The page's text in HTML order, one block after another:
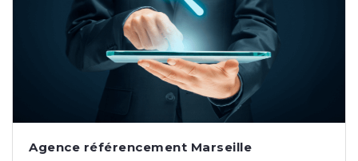
Agence référencement Marseille